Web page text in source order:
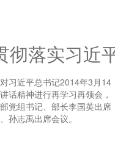
彻落实习近
习近平总书记2014年3月14
话精神进行再学习再领会，
党组书记、部长李国英出席
孙志禹出席会议。